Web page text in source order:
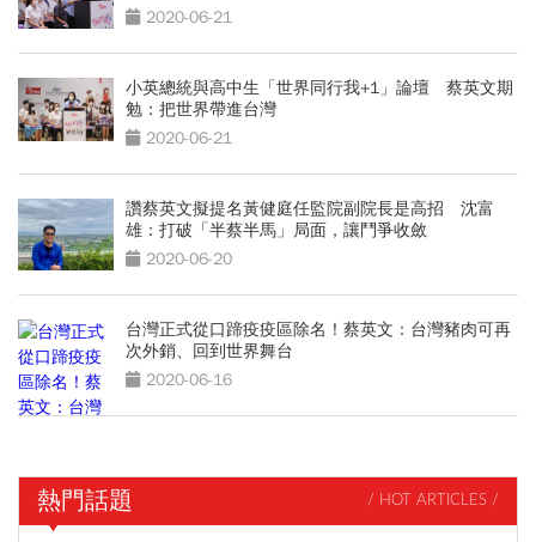
2020-06-21
小英總統與高中生「世界同行我+1」論壇 蔡英文期
勉：把世界帶進台灣
2020-06-21
讚蔡英文擬提名黃健庭任監院副院長是高招 沈富
雄：打破「半蔡半馬」局面，讓鬥爭收斂
2020-06-20
台灣正式從口蹄疫疫區除名！蔡英文：台灣豬肉可再
次外銷、回到世界舞台
2020-06-16
熱門話題 / HOT ARTICLES /